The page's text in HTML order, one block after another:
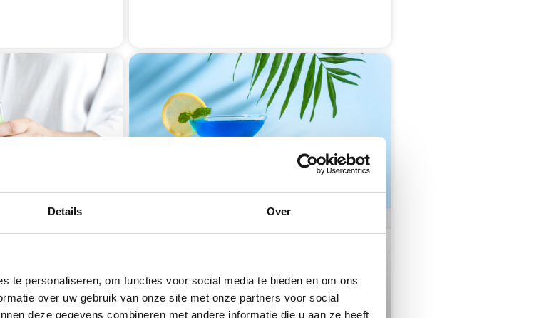
Details Over
te personaliseren, om functies voor social media te bieden en om ons
over uw gebruik van onze site met onze partners voor social
deze gegevens combineren met andere informatie die u aan ze heeft